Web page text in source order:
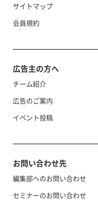
サイトマップ
会員規約
広告主の方へ
チーム紹介
広告のご案内
イベント投稿
お問い合わせ先
編集部へのお問い合わせ
セミナーのお問い合わせ